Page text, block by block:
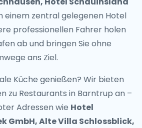
einem zentral gelegenen Hotel
professionellen Fahrer holen
ab und bringen Sie ohne
ans Ziel.
Küche genießen? Wir bieten
zu Restaurants in Barntrup an –
Adressen wie Hotel
GmbH, Alte Villa Schlossblick,